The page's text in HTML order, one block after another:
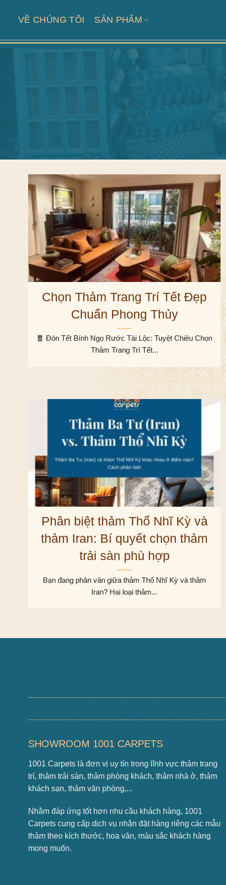
VỀ CHÚNG TÔI SẢN PHẨM
Chọn Thảm Trang Trí Tết Đẹp
Chuẩn Phong Thủy
🧧 Đón Tết Bính Ngọ Rước Tài Lộc: Tuyệt Chiêu Chọn
Thảm Trang Trí Tết...
Phân biệt thảm Thổ Nhĩ Kỳ và
thảm Iran: Bí quyết chọn thảm
trải sàn phù hợp
Bạn đang phân vân giữa thảm Thổ Nhĩ Kỳ và thảm
Iran? Hai loại thảm...
SHOWROOM 1001 CARPETS
1001 Carpets là đơn vị uy tín trong lĩnh vực thảm trang
trí, thảm trải sàn, thảm phòng khách, thảm nhà ở, thảm
khách sạn, thảm văn phòng,...
Nhằm đáp ứng tốt hơn nhu cầu khách hàng, 1001
Carpets cung cấp dịch vụ nhận đặt hàng riêng các mẫu
thảm theo kích thước, hoa văn, màu sắc khách hàng
mong muốn.